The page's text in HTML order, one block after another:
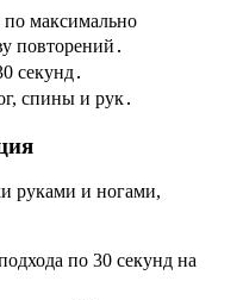
максимально
повторений․
секунд․
спины и рук․
руками и ногами,
по 30 секунд на